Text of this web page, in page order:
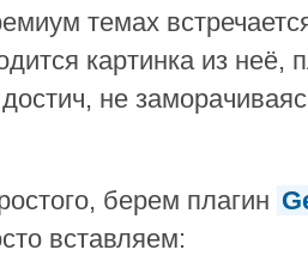
темах
картинка из неё,
не
берем плагин
вставляем: